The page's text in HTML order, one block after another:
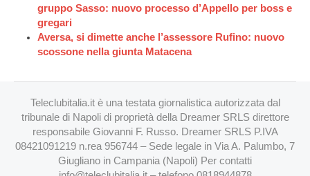
gruppo Sasso: nuovo processo d’Appello per boss e
gregari
Aversa, si dimette anche l’assessore Rufino: nuovo
scossone nella giunta Matacena
Teleclubitalia.it è una testata giornalistica autorizzata dal
tribunale di Napoli di proprietà della Dreamer SRLS direttore
responsabile Giovanni F. Russo. Dreamer SRLS P.IVA
08421091219 n.rea 956744 – Sede legale in Via A. Palumbo, 7
Giugliano in Campania (Napoli) Per contatti